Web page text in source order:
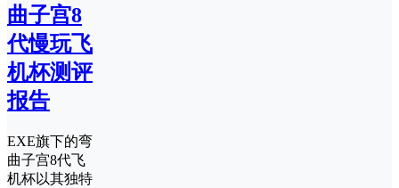
曲子宫8
代慢玩飞
机杯测评
报告
EXE旗下的弯
曲子宫8代飞
机杯以其独特